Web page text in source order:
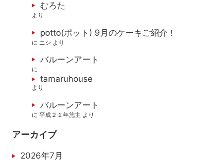
むろた
より
potto(ポット) 9月のケーキご紹介！
に ニシ より
バルーンアート
に
tamaruhouse
より
バルーンアート
に平成２１年施主 より
アーカイブ
2026年7月